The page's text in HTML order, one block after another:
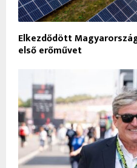
Elkezdődött
első erőművet